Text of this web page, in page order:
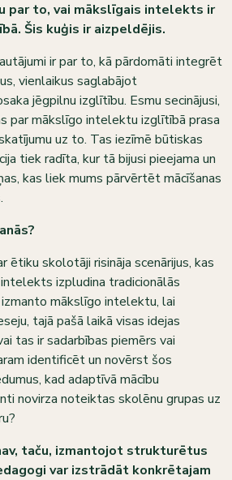
par to, vai mākslīgais intelekts ir
Šis kuģis ir aizpeldējis.
ir par to, kā pārdomāti integrēt
vienlaikus saglabājot
jēgpilnu izglītību. Esmu secinājusi,
par mākslīgo intelektu izglītībā prasa
uz to. Tas iezīmē būtiskas
tiek radīta, kur tā bijusi pieejama un
kas liek mums pārvērtēt mācīšanas
ētiku skolotāji risināja scenārijus, kas
izpludina tradicionālās
mākslīgo intelektu, lai
tajā pašā laikā visas idejas
tas ir sadarbības piemērs vai
identificēt un novērst šos
kad adaptīvā mācību
novirza noteiktas skolēnu grupas uz
taču, izmantojot strukturētus
var izstrādāt konkrētajam